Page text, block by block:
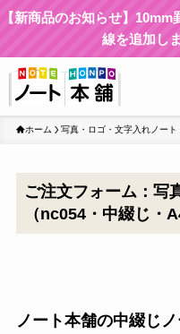
【新商品のお知らせ】
線を追加し
ホーム 写真・ロゴ・文字入れノート
ご注文フォーム：写
（nc054・中綴じ・
ノート本舗の中綴じ